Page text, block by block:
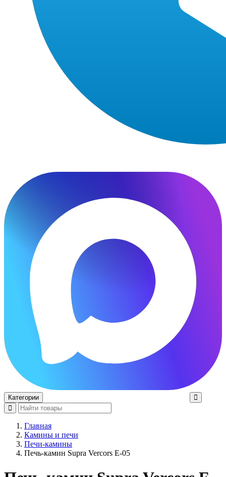
Категории
Главная
Камины и печи
Печи-камины
Печь-камин Supra Vercors E-05